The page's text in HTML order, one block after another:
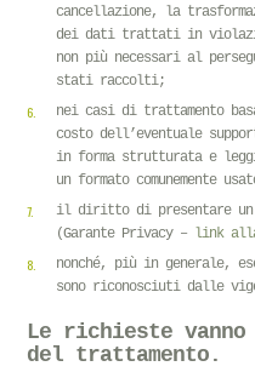
cancellazione, la
dei dati trattati in
non più necessari al
stati raccolti;
nei casi di trattamento
costo dell’eventuale
in forma strutturata e
un formato comunemente
il diritto di presentare un
(Garante Privacy –
link
nonché, più in
sono riconosciuti dalle
Le richieste
del trattamento.